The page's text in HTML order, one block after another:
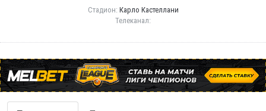
Стадион: Карло Кастеллани
Телеканал: